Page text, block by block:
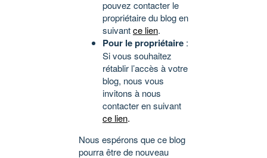
pouvez contacter le
propriétaire du blog en
suivantce lien.
Pour le propriétaire :
Si vous souhaitez
rétablir l’accès à votre
blog, nous vous
invitons à nous
contacter en suivant
ce lien.
Nous espérons que ce blog
pourra être de nouveau